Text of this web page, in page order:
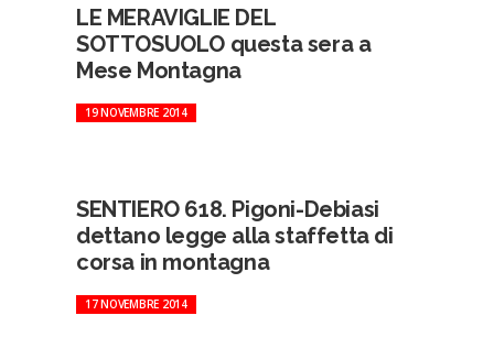
LE MERAVIGLIE DEL
SOTTOSUOLO questa sera a
Mese Montagna
19 NOVEMBRE 2014
SENTIERO 618. Pigoni-Debiasi
dettano legge alla staffetta di
corsa in montagna
17 NOVEMBRE 2014